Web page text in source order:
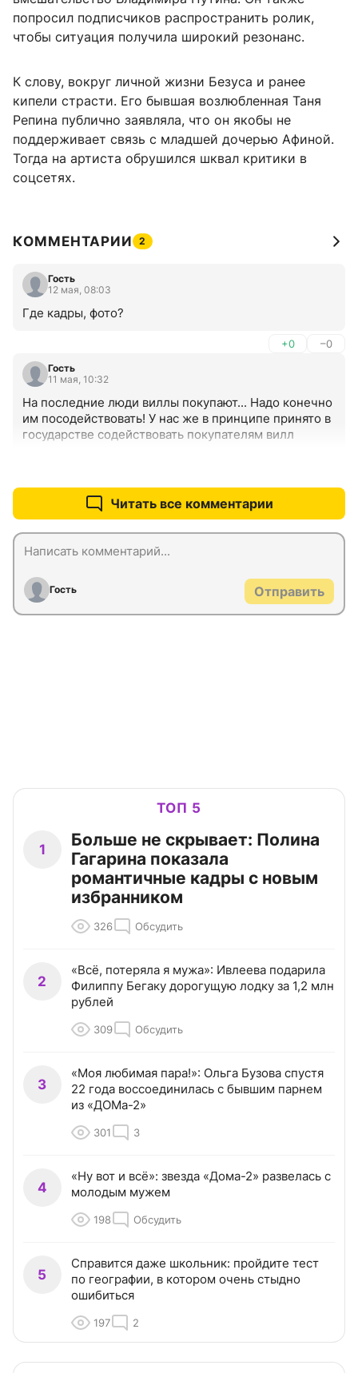
попросил подписчиков распространить ролик,
чтобы ситуация получила широкий резонанс.
К слову, вокруг личной жизни Безуса и ранее
кипели страсти. Его бывшая возлюбленная Таня
Репина публично заявляла, что он якобы не
поддерживает связь с младшей дочерью Афиной.
Тогда на артиста обрушился шквал критики в
соцсетях.
КОММЕНТАРИИ 2
Гость
12 мая, 08:03
Где кадры, фото?
+0 –0
Гость
11 мая, 10:32
На последние люди виллы покупают... Надо конечно
им посодействовать! У нас же в принципе принято в
государстве содействовать покупателям вилл
Читать все комментарии
Гость Отправить
ТОП 5
1
Больше не скрывает: Полина
Гагарина показала
романтичные кадры с новым
избранником
326 Обсудить
2
«Всё, потеряла я мужа»: Ивлеева подарила
Филиппу Бегаку дорогущую лодку за 1,2 млн
рублей
309 Обсудить
3
«Моя любимая пара!»: Ольга Бузова спустя
22 года воссоединилась с бывшим парнем
из «ДОМа-2»
301 3
4
«Ну вот и всё»: звезда «Дома-2» развелась с
молодым мужем
198 Обсудить
5
Справится даже школьник: пройдите тест
по географии, в котором очень стыдно
ошибиться
197 2